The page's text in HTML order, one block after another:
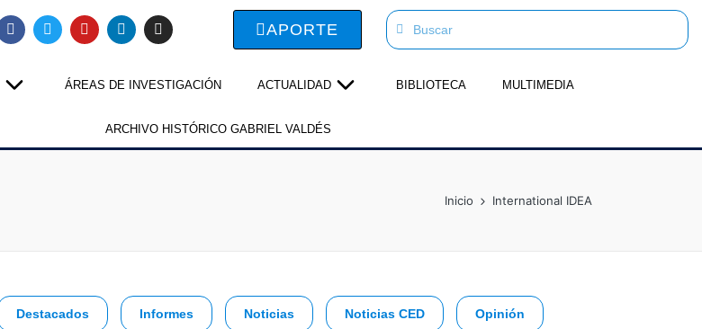
APORTE
ÁREAS DE INVESTIGACIÓN ACTUALIDAD BIBLIOTECA MULTIMEDIA
ARCHIVO HISTÓRICO GABRIEL VALDÉS
Inicio International IDEA
Destacados Informes Noticias Noticias CED Opinión